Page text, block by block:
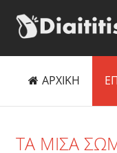
ΑΡΧΙΚΗ
ΤΑ ΜΙΣΑ